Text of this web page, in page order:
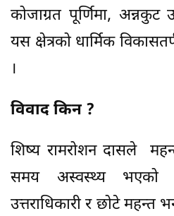
कोजाग्रत पूर्णिमा,
यस क्षेत्रको धार्मिक
।
विवाद किन ?
शिष्य रामरोशन दासले
समय अस्वस्थ्य भएको
उत्तराधिकारी र छोटे महन्त